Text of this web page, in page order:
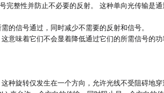
整性并防止不必要的反射。 这种单向光传输是
的信号通过，同时减少不需要的反射和信号。
意味着它们不会显着降低通过它们的所需信号的功
种旋转仅发生在一个方向，允许光线不受阻碍地